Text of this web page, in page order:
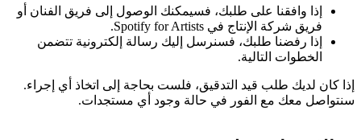
إذا وافقنا على طلبك، فسيمكنك الوصول إلى فريق الفنان أو
فريق شركة الإنتاج في Spotify for Artists.
إذا رفضنا طلبك، فسنرسل إليك رسالة إلكترونية تتضمن
الخطوات التالية.
إذا كان لديك طلب قيد التدقيق، فلست بحاجة إلى اتخاذ أي إجراء.
سنتواصل معك مع الفور في حالة وجود أي مستجدات.